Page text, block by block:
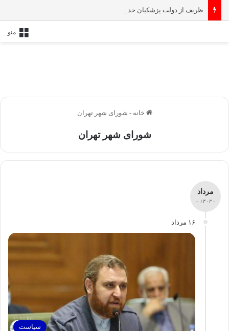
ظریف از دولت پزشکیان خداحافظی کرد
منو
خانه - شورای شهر تهران
شورای شهر تهران
مرداد
- ۱۴۰۳ -
۱۶ مرداد
سیاست